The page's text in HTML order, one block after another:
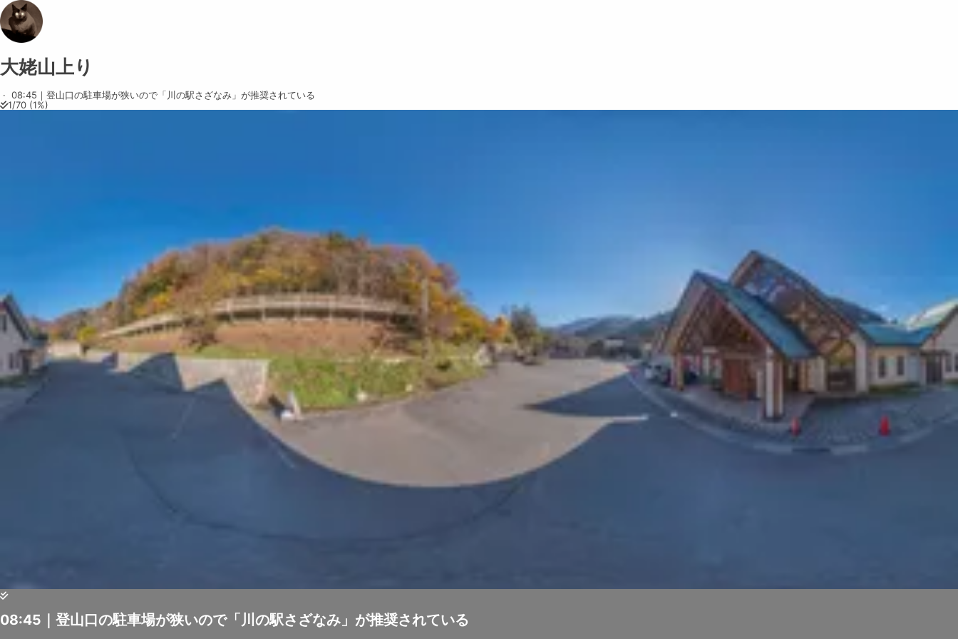
Exit VR
VR Setup
Exit Full Screen
Adjust your view by
zooming in and outto capture the
perfect shot.
Amazing shot !
It deserves to be seen by everyone
on your social media networks.
Share on
大姥山上り
· 08:45｜登山口の駐車場が狭いので「川の駅さざなみ」が推奨されている
1/70 (1%)
08:45｜登山口の駐車場が狭いので「川の駅さざなみ」が推奨されている